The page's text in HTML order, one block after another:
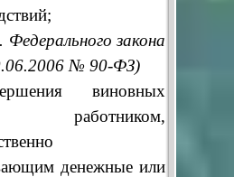
Федерального закона
№ 90-ФЗ)
виновных
работником,
денежные или